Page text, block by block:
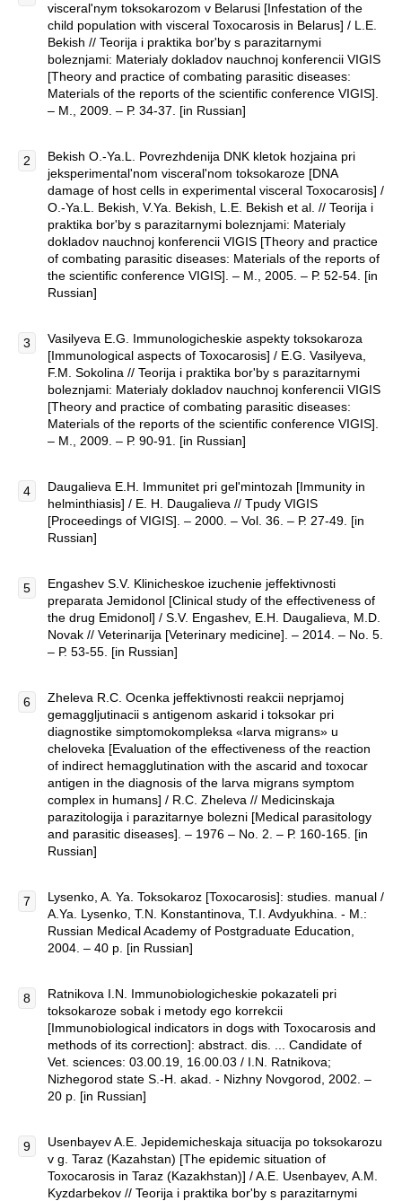
visceral'nym toksokarozom v Belarusi [Infestation of the
child population with visceral Toxocarosis in Belarus] / L.E.
Bekish // Teorija i praktika bor'by s parazitarnymi
boleznjami: Materialy dokladov nauchnoj konferencii VIGIS
[Theory and practice of combating parasitic diseases:
Materials of the reports of the scientific conference VIGIS].
– M., 2009. – Р. 34-37. [in Russian]
Bekish O.-Ya.L. Povrezhdenija DNK kletok hozjaina pri
jeksperimental'nom visceral'nom toksokaroze [DNA
damage of host cells in experimental visceral Toxocarosis] /
O.-Ya.L. Bekish, V.Ya. Bekish, L.E. Bekish et al. // Teorija i
praktika bor'by s parazitarnymi boleznjami: Materialy
dokladov nauchnoj konferencii VIGIS [Theory and practice
of combating parasitic diseases: Materials of the reports of
the scientific conference VIGIS]. – M., 2005. – Р. 52-54. [in
Russian]
Vasilyeva E.G. Immunologicheskie aspekty toksokaroza
[Immunological aspects of Toxocarosis] / E.G. Vasilyeva,
F.M. Sokolina // Teorija i praktika bor'by s parazitarnymi
boleznjami: Materialy dokladov nauchnoj konferencii VIGIS
[Theory and practice of combating parasitic diseases:
Materials of the reports of the scientific conference VIGIS].
– M., 2009. – Р. 90-91. [in Russian]
Daugalieva E.H. Immunitet pri gel'mintozah [Immunity in
helminthiasis] / E. H. Daugalieva // Tpudy VIGIS
[Proceedings of VIGIS]. – 2000. – Vol. 36. – Р. 27-49. [in
Russian]
Engashev S.V. Klinicheskoe izuchenie jeffektivnosti
preparata Jemidonol [Clinical study of the effectiveness of
the drug Emidonol] / S.V. Engashev, E.H. Daugalieva, M.D.
Novak // Veterinarija [Veterinary medicine]. – 2014. – No. 5.
– Р. 53-55. [in Russian]
Zheleva R.C. Ocenka jeffektivnosti reakcii neprjamoj
gemaggljutinacii s antigenom askarid i toksokar pri
diagnostike simptomokompleksa «larva migrans» u
cheloveka [Evaluation of the effectiveness of the reaction
of indirect hemagglutination with the ascarid and toxocar
antigen in the diagnosis of the larva migrans symptom
complex in humans] / R.C. Zheleva // Medicinskaja
parazitologija i parazitarnye bolezni [Medical parasitology
and parasitic diseases]. – 1976 – No. 2. – Р. 160-165. [in
Russian]
Lysenko, A. Ya. Toksokaroz [Toxocarosis]: studies. manual /
A.Ya. Lysenko, T.N. Konstantinova, T.I. Avdyukhina. - M.:
Russian Medical Academy of Postgraduate Education,
2004. – 40 p. [in Russian]
Ratnikova I.N. Immunobiologicheskie pokazateli pri
toksokaroze sobak i metody ego korrekcii
[Immunobiological indicators in dogs with Toxocarosis and
methods of its correction]: abstract. dis. ... Candidate of
Vet. sciences: 03.00.19, 16.00.03 / I.N. Ratnikova;
Nizhegorod state S.-H. akad. - Nizhny Novgorod, 2002. –
20 p. [in Russian]
Usenbayev A.E. Jepidemicheskaja situacija po toksokarozu
v g. Taraz (Kazahstan) [The epidemic situation of
Toxocarosis in Taraz (Kazakhstan)] / A.E. Usenbayev, A.M.
Kyzdarbekov // Teorija i praktika bor'by s parazitarnymi